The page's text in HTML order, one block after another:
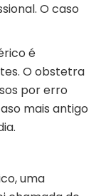
O caso
é
O obstetra
por erro
mais antigo
uma